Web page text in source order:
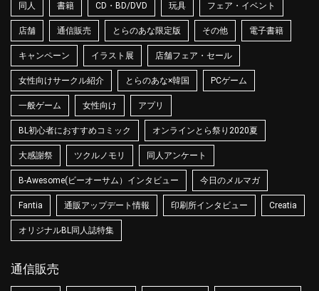
同人 書籍 CD・BD/DVD 玩具 フェア・イベント
店舗 通信販売 とらのあな限定版 その他 電子書籍
キャンペーン イラスト展 店舗フェア・セール
女性向けサークル紹介 とらのあな×韓国 PCゲーム
一般ゲーム 女性向け アプリ
BL初心者におすすめコミック オンラインとら祭り2020夏
大感謝祭 ツクルノモリ 同人アンケート
B-Awesome(ビーオーサム）インタビュー 今日のメルマガ
Fantia 通販アップデート情報 印刷所インタビュー Creatia
オリジナルBL同人誌特集
通信販売